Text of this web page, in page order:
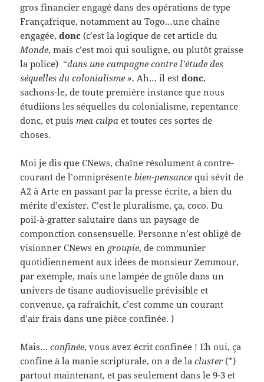
gros financier engagé dans des opérations de type
Françafrique, notamment au Togo…une chaîne
engagée,donc (c’est la logique de cet article du
Monde, mais c’est moi qui souligne, ou plutôt graisse
la police) “dans une campagne contre l’étude des
séquelles du colonialisme ». Ah… il estdonc,
sachons-le, de toute première instance que nous
étudiions les séquelles du colonialisme, repentance
donc, et puis mea culpa et toutes ces sortes de
choses.
Moi je dis que CNews, chaîne résolument à contre-
courant de l’omniprésentebien-pensancequi sévit de
A2 à Arte en passant par la presse écrite, a bien du
mérite d’exister. C’est le pluralisme, ça, coco. Du
poil-à-gratter salutaire dans un paysage de
componction consensuelle. Personne n’est obligé de
visionner CNews en groupie, de communier
quotidiennement aux idées de monsieur Zemmour,
par exemple, mais une lampée de gnôle dans un
univers de tisane audiovisuelle prévisible et
convenue, ça rafraîchit, c’est comme un courant
d’air frais dans une pièce confinée. )
Mais…confinée, vous avez écrit confinée ! Eh oui, ça
confine à la manie scripturale, on a de lacluster (*)
partout maintenant, et pas seulement dans le 9-3 et